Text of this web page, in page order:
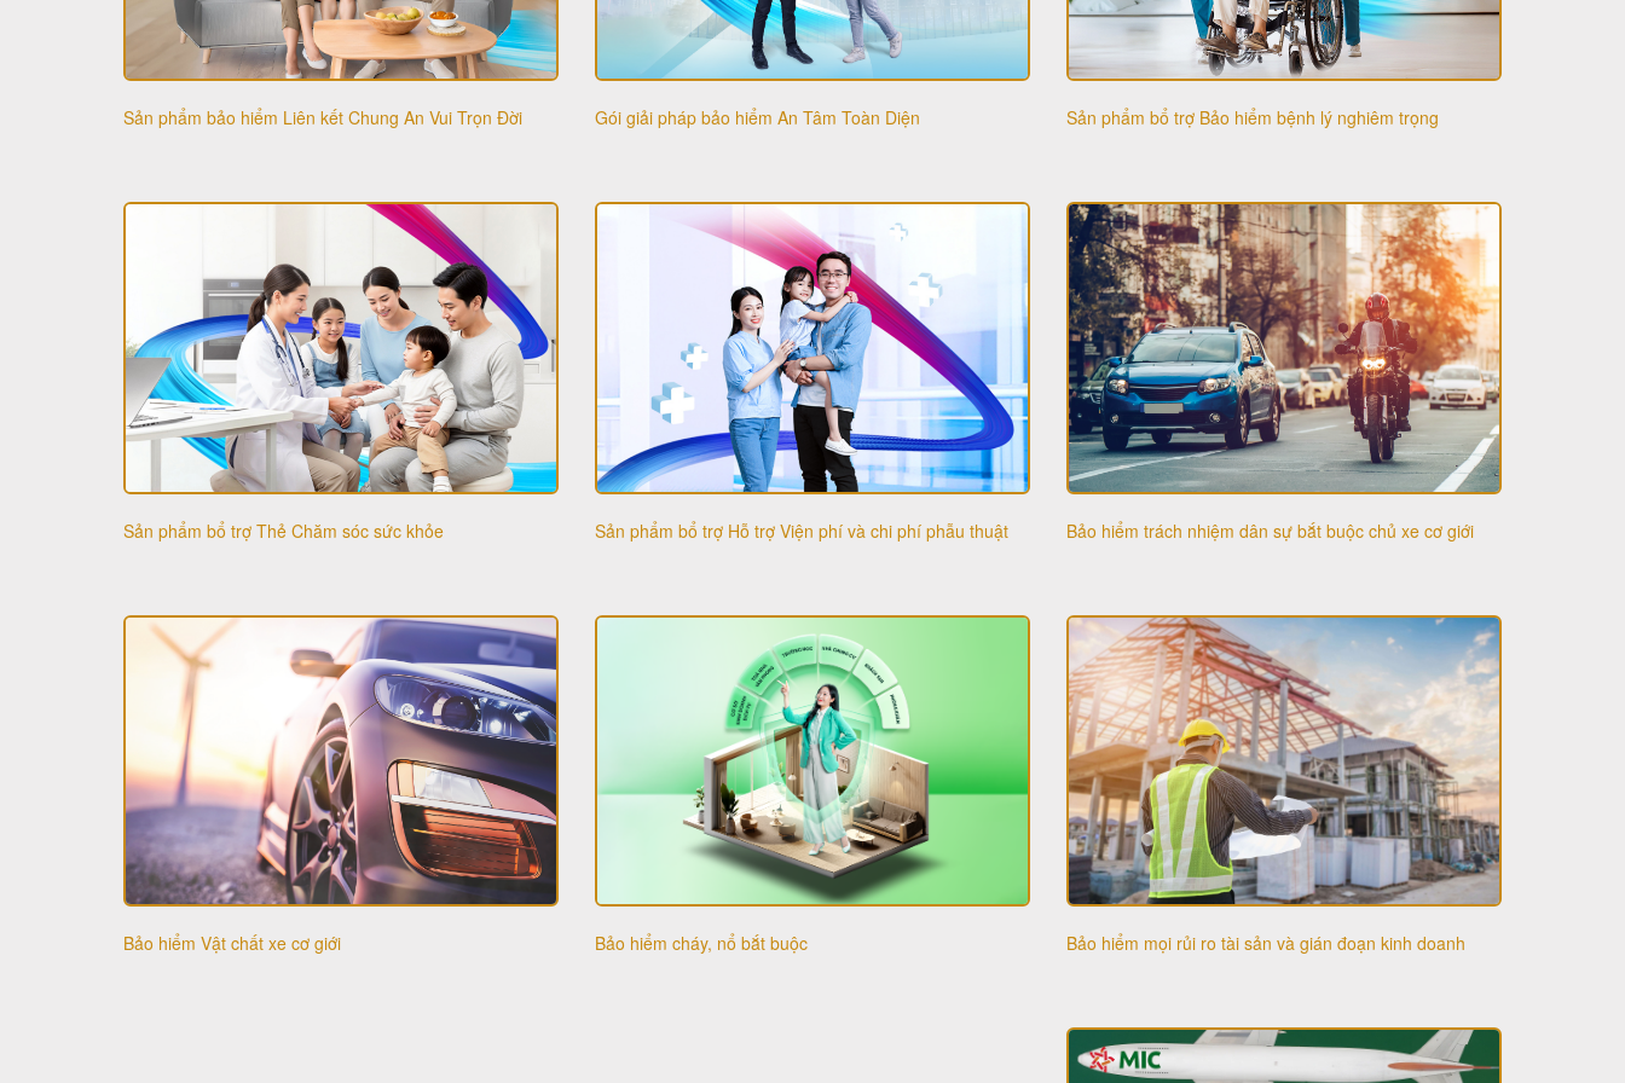
Sản phẩm bảo hiểm Liên kết Chung An Vui Trọn Đời Gói giải pháp bảo hiểm An Tâm Toàn Diện Sản phẩm bổ trợ Bảo hiểm bệnh lý nghiêm trọng
Sản phẩm bổ trợ Thẻ Chăm sóc sức khỏe Sản phẩm bổ trợ Hỗ trợ Viện phí và chi phí phẫu thuật Bảo hiểm trách nhiệm dân sự bắt buộc chủ xe cơ giới
Bảo hiểm Vật chất xe cơ giới Bảo hiểm cháy, nổ bắt buộc Bảo hiểm mọi rủi ro tài sản và gián đoạn kinh doanh